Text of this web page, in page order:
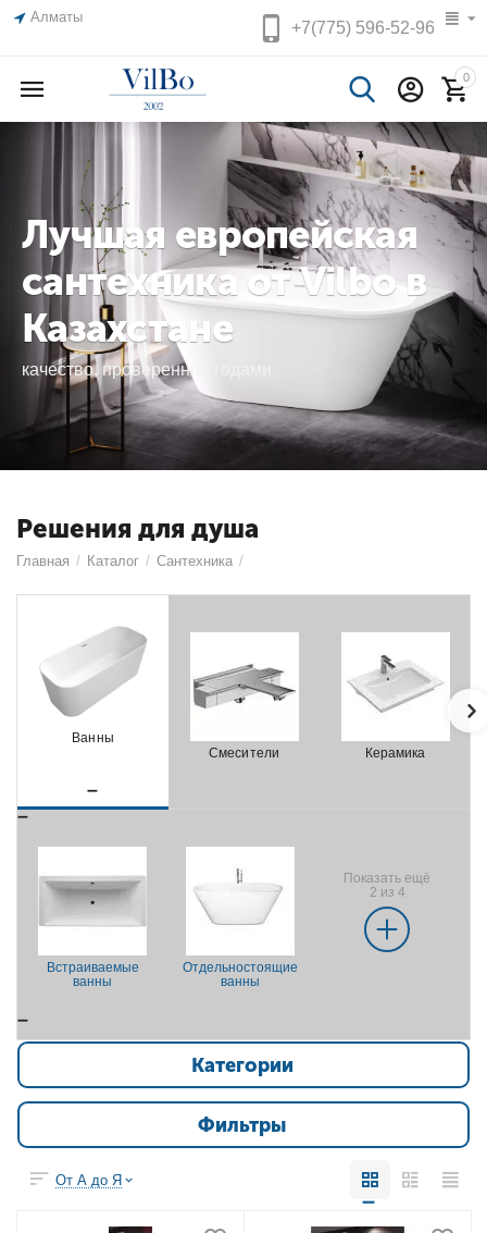
Алматы
+7(775)596-52-96
0
Лучшая европейская
сантехника от Vilbo в
Казахстане
качество, проверенное годами
Решения для душа
Главная / Каталог / Сантехника /
Ванны
Смесители
Керамика
Встраиваемые
ванны
Отдельностоящие
ванны
Показать ещё
2 из 4
Категории
Фильтры
От А до Я